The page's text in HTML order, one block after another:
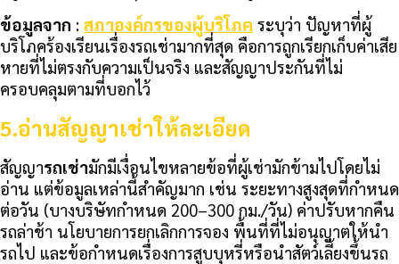
ข้อมูลจาก : สภาองค์กรของผู้บริโภค ระบุว่า ปัญหาที่ผู้
บริโภคร้องเรียนเรื่องรถเช่ามากที่สุด คือการถูกเรียกเก็บค่าเสีย
หายที่ไม่ตรงกับความเป็นจริง และสัญญาประกันที่ไม่
ครอบคลุมตามที่บอกไว้
5.อ่านสัญญาเช่าให้ละเอียด
สัญญารถเช่ามักมีเงื่อนไขหลายข้อที่ผู้เช่ามักข้ามไปโดยไม่
อ่าน แต่ข้อมูลเหล่านี้สำคัญมาก เช่น ระยะทางสูงสุดที่กำหนด
ต่อวัน (บางบริษัทกำหนด 200–300 กม./วัน) ค่าปรับหากคืน
รถล่าช้า นโยบายการยกเลิกการจอง พื้นที่ที่ไม่อนุญาตให้นำ
รถไป และข้อกำหนดเรื่องการสูบบุหรี่หรือนำสัตว์เลี้ยงขึ้นรถ